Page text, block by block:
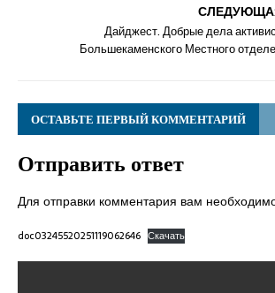
Дайджест. Добрые дела
Большекаменского Местного
ОСТАВЬТЕ ПЕРВЫЙ КОММЕНТАРИЙ
Отправить ответ
Для отправки комментария вам
doc03245520251119062646 Скачать